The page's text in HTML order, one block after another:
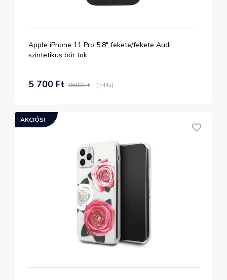
Apple iPhone 11 Pro 5.8" fekete/fekete Audi
szintetikus bőr tok
5 700 Ft 8600 Ft (34%)
AKCIÓS!